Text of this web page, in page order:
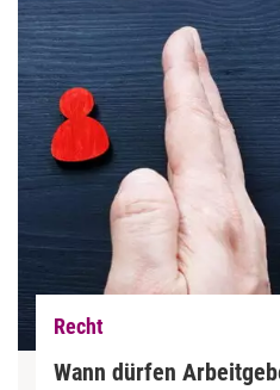
Recht
Wann dürfen